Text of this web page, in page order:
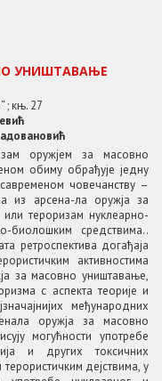
УНИШТАВАЊЕ
; књ. 27
оружјем за масовно
обиму обрађује једну
човечанству –
из арсена-ла oружјa за
тероризам нуклеарно-
биолошким средствима..
ретроспектива догађаја
активностима
за масовно уништавање,
с аспекта теорије и
међународних
оружја за масовно
могућности употребе
и других токсичних
дејствима, у